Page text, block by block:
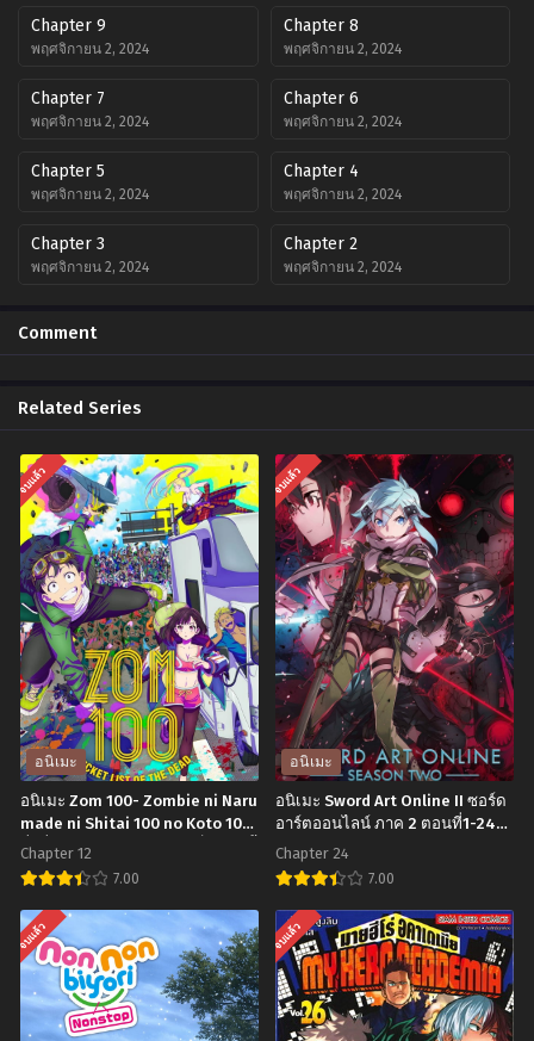
Chapter 9
พฤศจิกายน 2, 2024
Chapter 8
พฤศจิกายน 2, 2024
Chapter 7
พฤศจิกายน 2, 2024
Chapter 6
พฤศจิกายน 2, 2024
Chapter 5
พฤศจิกายน 2, 2024
Chapter 4
พฤศจิกายน 2, 2024
Chapter 3
พฤศจิกายน 2, 2024
Chapter 2
พฤศจิกายน 2, 2024
พฤศจิกายน 2, 2024
Comment
Related Series
จบแล้ว
อนิเมะ
อนิเมะ Zom 100- Zombie ni Naru
made ni Shitai 100 no Koto 100
สิ่งที่อยากทำก่อนจะกลายเป็นซอมบี้
ตอนที่1-12 พากย์ไทย+ซับไทย
Chapter 12
7.00
อ
นิ
Zom
จบแล้ว
อนิเมะ
อนิเมะ Sword Art Online II ซอร์ด
อาร์ตออนไลน์ ภาค 2 ตอนที่1-24
พากย์ไทย
Chapter 24
7.00
อ
นิ
เมะ
Sword
จบแล้ว จบแล้ว